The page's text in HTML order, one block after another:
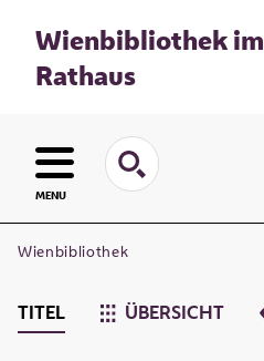
Wienbibliothek im
Rathaus
MENU
Wienbibliothek
TITEL ÜBERSICHT